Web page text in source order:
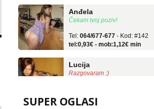
Čekam tvoj poziv!
064/677-677
tel:0,93€ - mob:1,12€ min
Razgovaram :)
064/677-677
SUPER OGLASI